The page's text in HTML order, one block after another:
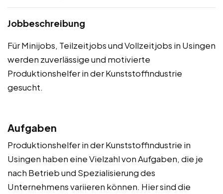
Jobbeschreibung
Für Minijobs, Teilzeitjobs und Vollzeitjobs in Usingen
werden zuverlässige und motivierte
Produktionshelfer in der Kunststoffindustrie
gesucht.
Aufgaben
Produktionshelfer in der Kunststoffindustrie in
Usingen haben eine Vielzahl von Aufgaben, die je
nach Betrieb und Spezialisierung des
Unternehmens variieren können. Hier sind die